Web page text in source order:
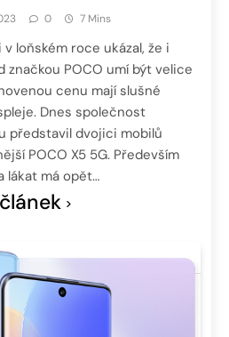
0 7 Mins
loňském roce ukázal, že i
POCO umí být velice
cenu mají slušné
Dnes společnost
představil dvojici mobilů
POCO X5 5G. Především
lákat má opět…